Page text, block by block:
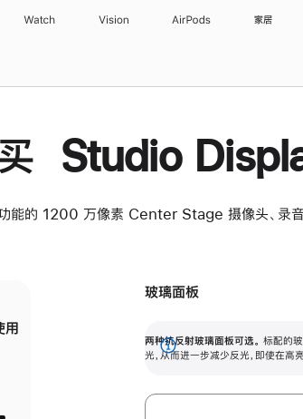
Watch Vision AirPods 家居
Studio
能的 1200 万像素 Center Stage 摄像头、录音
用
有高亮光源的场所使用，也能保持出色画质
玻璃面板
两种抗反射玻璃面板可选。 标配的
光，从而进一步减少反光，即使在高
展